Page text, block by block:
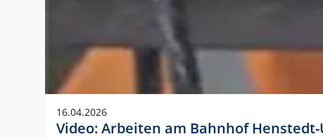
Anwendungsgröße im Layout:
Die Logohöhe beträgt 4 – 10 % der jeweiligen
folgende fest definierte Anwendungsgrößen im
16.04.2026
Video: Arbeiten am Bahnhof